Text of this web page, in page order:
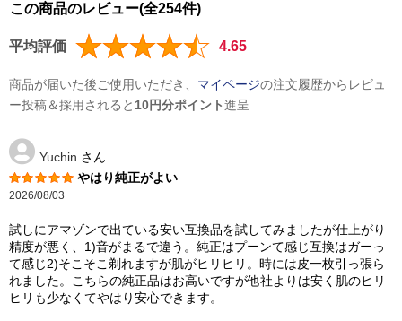
この商品のレビュー(全254件)
平均評価 4.65
商品が届いた後ご使用いただき、 マイページの注文履歴からレビュ
ー投稿＆採用されると 10円分ポイント進呈
Yuchin さん
やはり純正がよい
2026/08/03
試しにアマゾンで出ている安い互換品を試してみましたが仕上がり
精度が悪く、1)音がまるで違う。純正はプーンて感じ互換はガーっ
て感じ2)そこそこ剃れますが肌がヒリヒリ。時には皮一枚引っ張ら
れました。こちらの純正品はお高いですが他社よりは安く肌のヒリ
ヒリも少なくてやはり安心できます。